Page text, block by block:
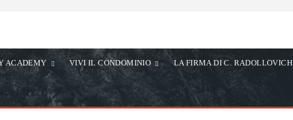
ACADEMY VIVI IL CONDOMINIO LA FIRMA DI C. RADOLLOVICH